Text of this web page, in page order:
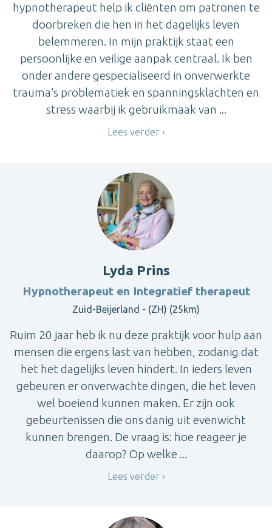
hypnotherapeut help ik cliënten om patronen te
doorbreken die hen in het dagelijks leven
belemmeren. In mijn praktijk staat een
persoonlijke en veilige aanpak centraal. Ik ben
onder andere gespecialiseerd in onverwerkte
trauma’s problematiek en spanningsklachten en
stress waarbij ik gebruikmaak van ...
Lees verder
Lyda Prins
Hypnotherapeut en Integratief therapeut
Zuid-Beijerland - (ZH) (25km)
Ruim 20 jaar heb ik nu deze praktijk voor hulp aan
mensen die ergens last van hebben, zodanig dat
het het dagelijks leven hindert. In ieders leven
gebeuren er onverwachte dingen, die het leven
wel boeiend kunnen maken. Er zijn ook
gebeurtenissen die ons danig uit evenwicht
kunnen brengen. De vraag is: hoe reageer je
daarop? Op welke ...
Lees verder